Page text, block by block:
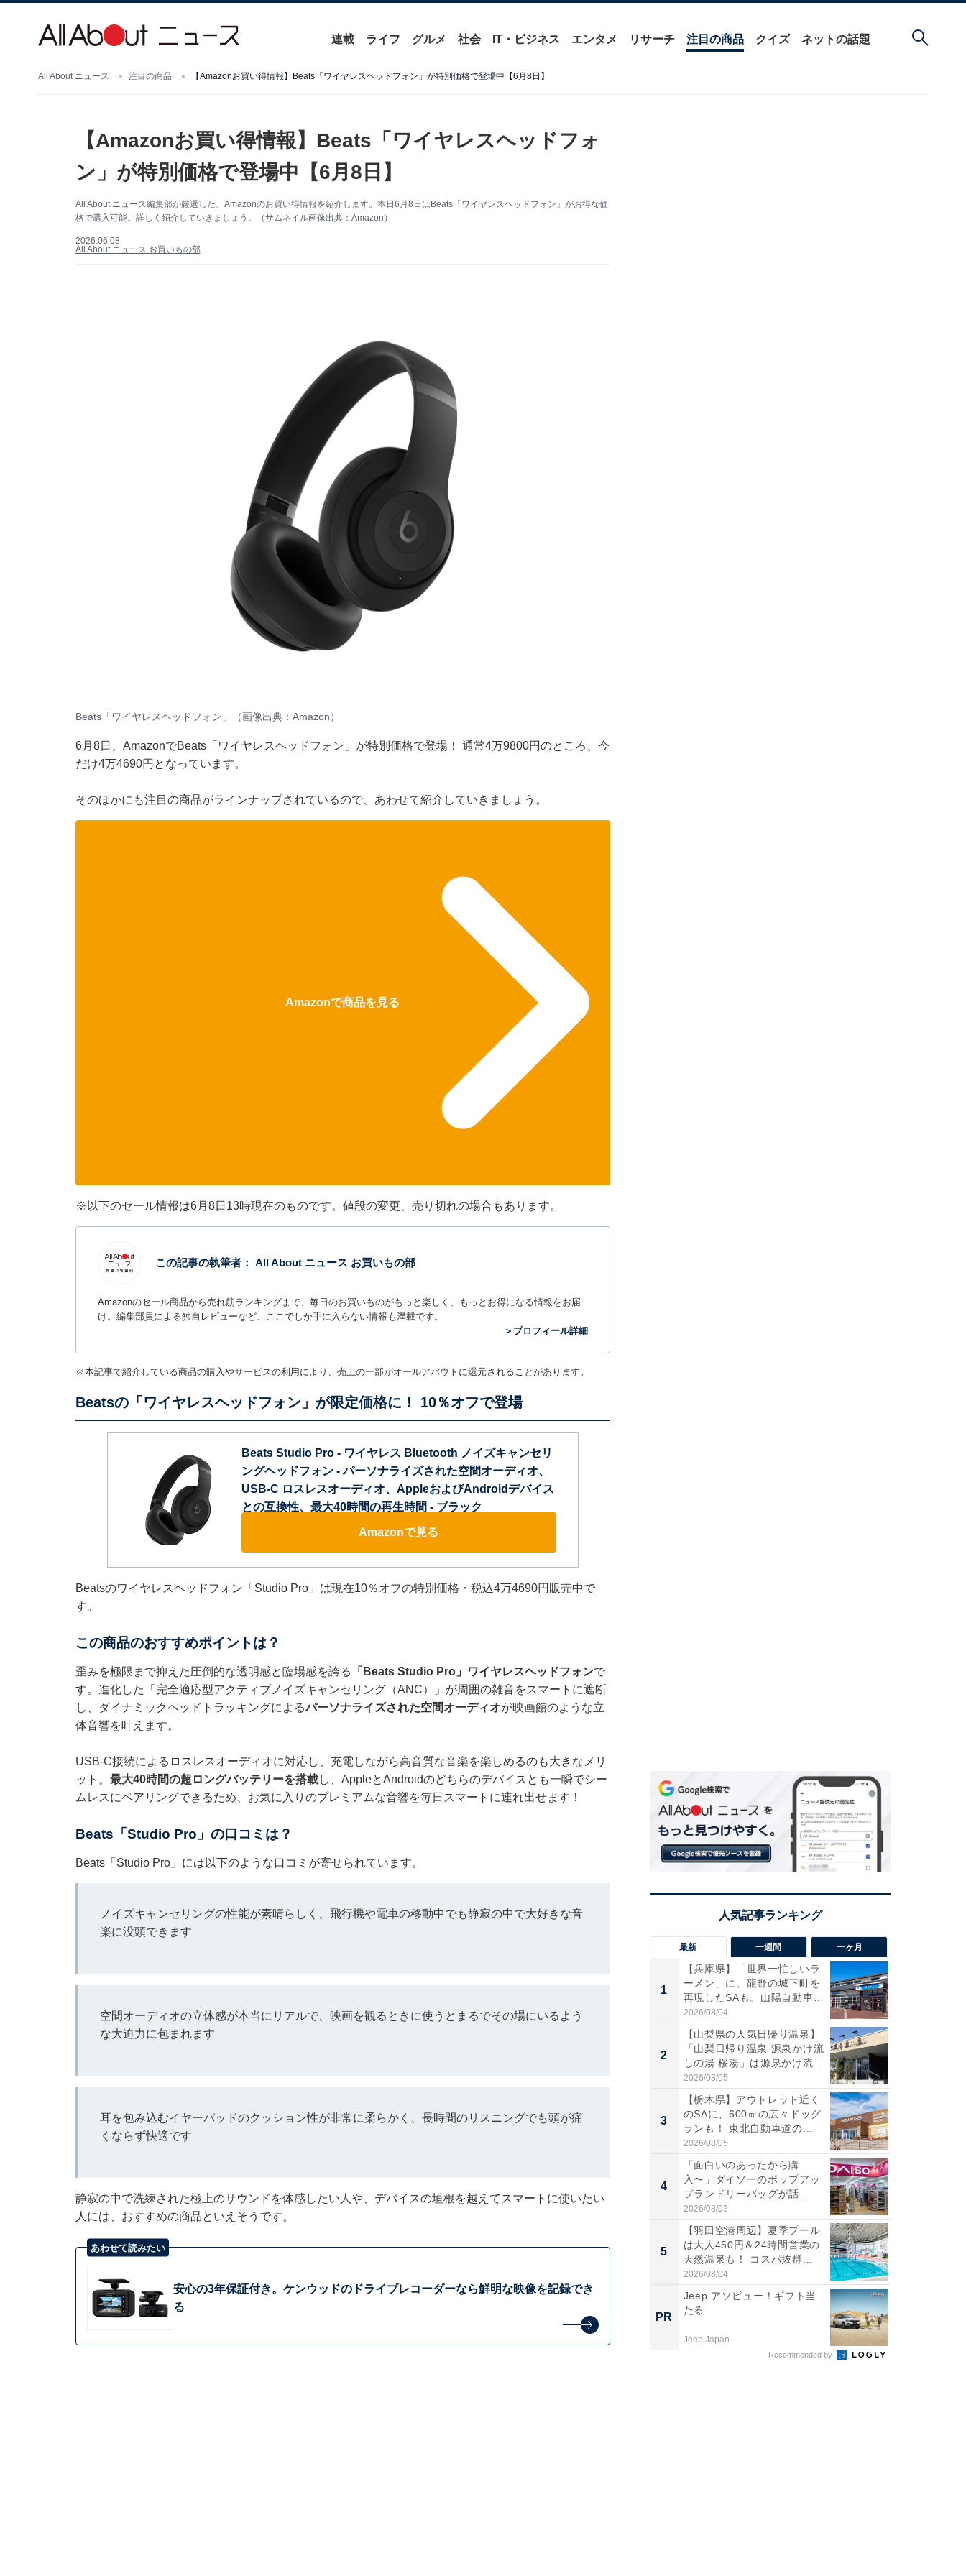
連載 ライフ グルメ 社会 IT・ビジネス エンタメ リサーチ 注目の商品 クイズ ネットの話題
All About ニュース 注目の商品 【Amazonお買い得情報】Beats「ワイヤレスヘッドフォン」が特別価格で登場中【6月8日】
【Amazonお買い得情報】Beats「ワイヤレスヘッドフォ
ン」が特別価格で登場中【6月8日】
All About ニュース編集部が厳選した、Amazonのお買い得情報を紹介します。本日6月8日はBeats「ワイヤレスヘッドフォン」がお得な価
格で購入可能。詳しく紹介していきましょう。（サムネイル画像出典：Amazon）
2026.06.08
All About ニュース お買いもの部
Beats「ワイヤレスヘッドフォン」（画像出典：Amazon）
6月8日、AmazonでBeats「ワイヤレスヘッドフォン」が特別価格で登場！ 通常4万9800円のところ、今
だけ4万4690円となっています。
そのほかにも注目の商品がラインナップされているので、あわせて紹介していきましょう。
Amazonで商品を見る
※以下のセール情報は6月8日13時現在のものです。値段の変更、売り切れの場合もあります。
この記事の執筆者： All About ニュース お買いもの部
Amazonのセール商品から売れ筋ランキングまで、毎日のお買いものがもっと楽しく、もっとお得になる情報をお届
け。編集部員による独自レビューなど、ここでしか手に入らない情報も満載です。
＞プロフィール詳細
※本記事で紹介している商品の購入やサービスの利用により、売上の一部がオールアバウトに還元されることがあります。
Beatsの「ワイヤレスヘッドフォン」が限定価格に！ 10％オフで登場
Beats Studio Pro - ワイヤレス Bluetooth ノイズキャンセリ
ングヘッドフォン - パーソナライズされた空間オーディオ、
USB-C ロスレスオーディオ、AppleおよびAndroidデバイス
との互換性、最大40時間の再生時間 - ブラック
Amazonで見る
Beatsのワイヤレスヘッドフォン「Studio Pro」は現在10％オフの特別価格・税込4万4690円販売中で
す。
この商品のおすすめポイントは？
歪みを極限まで抑えた圧倒的な透明感と臨場感を誇る 「Beats Studio Pro」ワイヤレスヘッドフォンで
す。進化した「完全適応型アクティブノイズキャンセリング（ANC）」が周囲の雑音をスマートに遮断
し、ダイナミックヘッドトラッキングによるパーソナライズされた空間オーディオが映画館のような立
体音響を叶えます。
USB-C接続によるロスレスオーディオに対応し、充電しながら高音質な音楽を楽しめるのも大きなメリ
ット。 最大40時間の超ロングバッテリーを搭載し、AppleとAndroidのどちらのデバイスとも一瞬でシー
ムレスにペアリングできるため、お気に入りのプレミアムな音響を毎日スマートに連れ出せます！
Beats「Studio Pro」の口コミは？
Beats「Studio Pro」には以下のような口コミが寄せられています。
ノイズキャンセリングの性能が素晴らしく、飛行機や電車の移動中でも静寂の中で大好きな音
楽に没頭できます
空間オーディオの立体感が本当にリアルで、映画を観るときに使うとまるでその場にいるよう
な大迫力に包まれます
耳を包み込むイヤーパッドのクッション性が非常に柔らかく、長時間のリスニングでも頭が痛
くならず快適です
静寂の中で洗練された極上のサウンドを体感したい人や、デバイスの垣根を越えてスマートに使いたい
人には、おすすめの商品といえそうです。
あわせて読みたい
安心の3年保証付き。ケンウッドのドライブレコーダーなら鮮明な映像を記録でき
る
最新 一週間 一ヶ月
1
【兵庫県】「世界一忙しいラ
ーメン」に、龍野の城下町を
再現したSAも。山陽自動車
道...
2026/08/04
2
【山梨県の人気日帰り温泉】
「山梨日帰り温泉 源泉かけ流
しの湯 桜湯」は源泉かけ流...
2026/08/05
3
【栃木県】アウトレット近く
のSAに、600㎡の広々ドッグ
ランも！ 東北自動車道の...
2026/08/05
4
「面白いのあったから購
入〜」ダイソーのポップアッ
プランドリーバッグが話
題。“さま...
2026/08/03
5
【羽田空港周辺】夏季プール
は大人450円＆24時間営業の
天然温泉も！ コスパ抜群...
2026/08/04
PR
Jeep アソビュー！ギフト当
たる
Jeep Japan
Recommended by